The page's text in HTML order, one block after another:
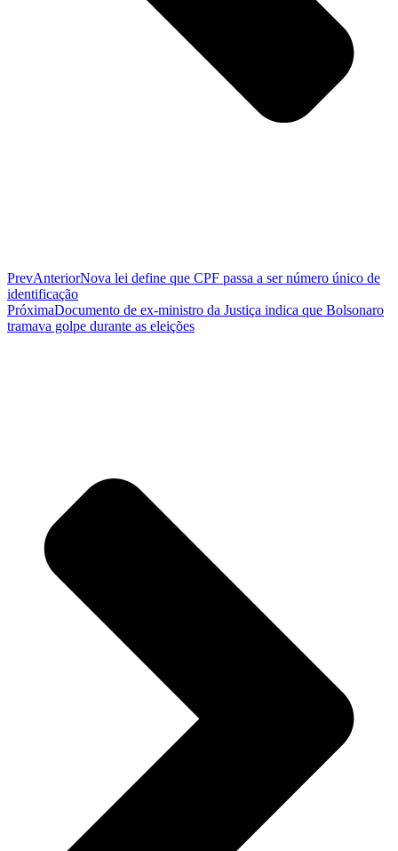
PrevAnteriorNova lei define que CPF passa a ser número único de
identificação
PróximaDocumento de ex-ministro da Justiça indica que Bolsonaro
tramava golpe durante as eleições